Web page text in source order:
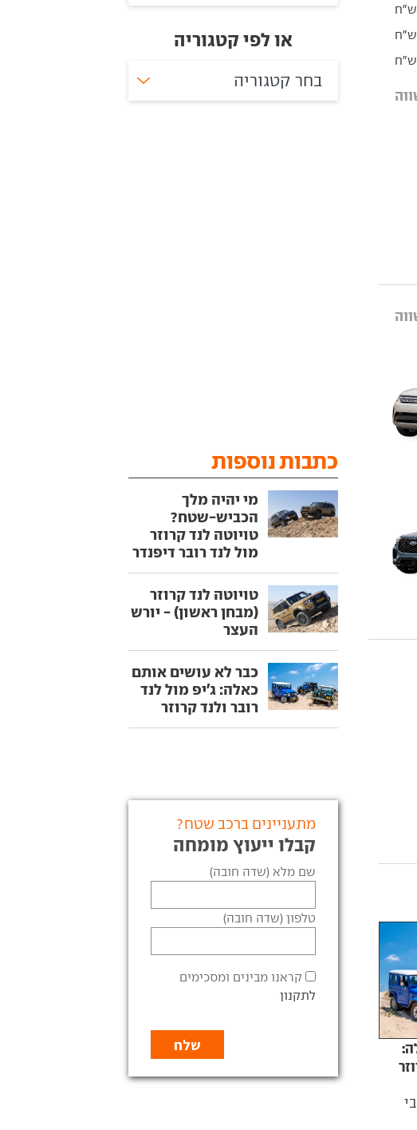
ש"ח
ש"ח
ש"ח
רכב השטח הותיק פותח עשור
טויוטה לנדקרוזר קצר - מבחן
יום הולדת עשר הוא הזדמנות
או לפי קטגוריה
בחר קטגוריה
כתבות נוספות
מי יהיה מלך
הכביש-שטח?
טויוטה לנד קרוזר
מול לנד רובר דיפנדר
טויוטה לנד קרוזר
(מבחן ראשון) - יורש
העצר
כבר לא עושים אותם
כאלה: ג'יפ מול לנד
רובר ולנד קרוזר
מתעניינים ברכב שטח?
קבלו ייעוץ מומחה
שם מלא (שדה חובה)
טלפון (שדה חובה)
קראנו מבינים ומסכימים
לתקנון